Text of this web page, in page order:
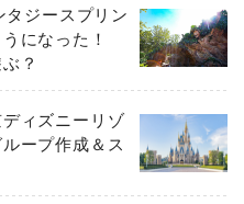
タジースプリン
うになった！
？
ディズニーリゾ
ープ作成＆ス